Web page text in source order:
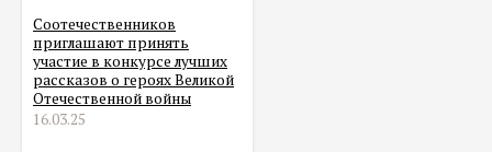
Соотечественников
приглашают принять
участие в конкурсе лучших
рассказов о героях Великой
Отечественной войны
16.03.25